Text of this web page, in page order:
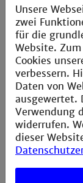
sowie
Schulungen
öffentlichen
Start-up
Ein eigenes
Unsere
zwei
für die
Website.
Cookies
verbessern.
Daten von
ausgewertet.
Verwendung
widerrufen.
dieser